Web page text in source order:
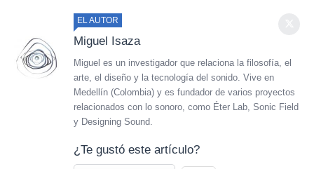
EL AUTOR
Miguel Isaza
Miguel es un investigador que relaciona la filosofía, el
arte, el diseño y la tecnología del sonido. Vive en
Medellín (Colombia) y es fundador de varios proyectos
relacionados con lo sonoro, como Éter Lab, Sonic Field
y Designing Sound.
¿Te gustó este artículo?